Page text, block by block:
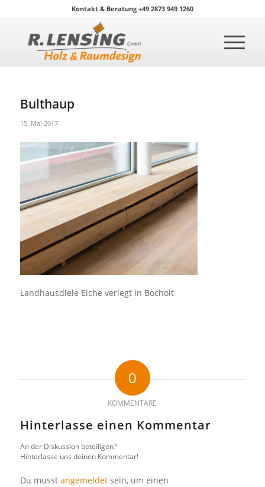
Kontakt & Beratung +49 2873 949 1260
Bulthaup
15. Mai 2017
Landhausdiele Eiche verlegt in Bocholt
0
KOMMENTARE
Hinterlasse einen Kommentar
An der Diskussion beteiligen?
Hinterlasse uns deinen Kommentar!
Du musst angemeldetsein, um einen